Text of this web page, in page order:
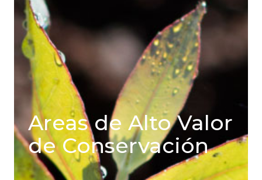
Areas de Alto Valor
de Conservación